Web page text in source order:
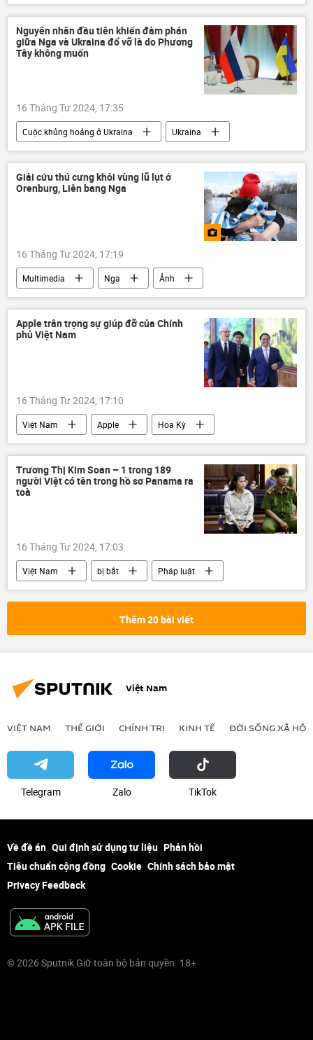
Quan điểm-Ý kiến
an ninh
an ninh mạng
thông tin
Internet
tấn công mạng
mã độc
virus
Nguyên nhân đầu tiên khiến đàm phán
giữa Nga và Ukraina đổ vỡ là do Phương
Tây không muốn
16 Tháng Tư 2024, 17:35
Cuộc khủng hoảng ở Ukraina
Ukraina
Báo chí thế giới
Chiến dịch quân sự đặc biệt tại Ukraina
Nga
đàm phán
Giải cứu thú cưng khỏi vùng lũ lụt ở
Orenburg, Liên bang Nga
16 Tháng Tư 2024, 17:19
Multimedia Nga
Ảnh
lũ lụt
ngập lụt
Apple trân trọng sự giúp đỡ của Chính
phủ Việt Nam
16 Tháng Tư 2024, 17:10
Việt Nam Apple
Hoa Kỳ
Kinh doanh
doanh nghiệp
đầu tư
Kinh tế
đầu tư nước ngoài
doanh nhân
Phạm Minh Chính
Trương Thị Kim Soan – 1 trong 189
người Việt có tên trong hồ sơ Panama ra
toà
16 Tháng Tư 2024, 17:03
Việt Nam bị bắt Pháp luật
Thêm 20 bài viết
Việt Nam
VIỆT NAM THẾ GIỚI CHÍNH TRỊ KINH TẾ ĐỜI SỐNG XÃ HỘI
Telegram Zalo ТikТоk
Về đề án Qui định sử dụng tư liệu Phản hồi
Tiêu chuẩn cộng đồng Cookie Chính sách bảo mật
Privacy Feedback
© 2026 Sputnik Giữ toàn bộ bản quyền. 18+